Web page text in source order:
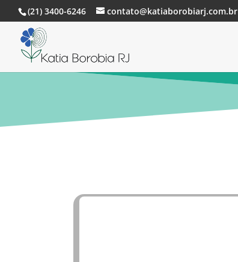
(21) 3400-6246 contato@katiaborobiarj.com.br